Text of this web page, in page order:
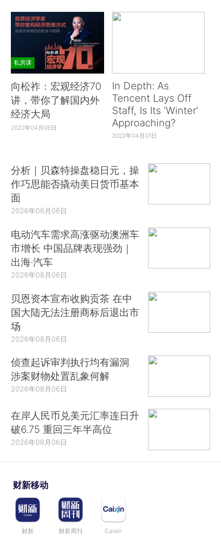
私房课
向松祚：宏观经济70
讲，带你了解国内外
经济大局
2022年04月06日
In Depth: As
Tencent Lays Off
Staff, Is Its ‘Winter’
Approaching?
2022年04月01日
分析｜贝森特操盘稳日元，操
作巧思能否撬动美日货币基本
面
2026年08月06日
电动汽车需求高涨驱动澳洲车
市增长 中国品牌表现强劲｜
出海·汽车
2026年08月06日
贝恩资本宣布收购贡茶 在中
国大陆无法注册商标后退出市
场
2026年08月06日
侦查起诉审判执行均有漏洞
涉案财物处置乱象何解
2026年08月06日
在岸人民币兑美元汇率连日升
破6.75 重回三年半高位
2026年08月06日
财新移动
财新 财新周刊 Caixin